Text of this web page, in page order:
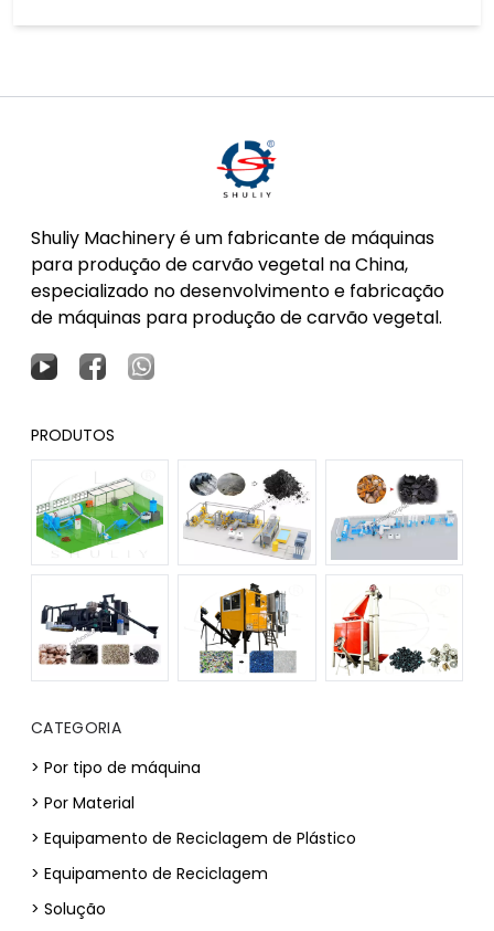
Shuliy Machinery é um fabricante de máquinas
para produção de carvão vegetal na China,
especializado no desenvolvimento e fabricação
de máquinas para produção de carvão vegetal.
PRODUTOS
CATEGORIA
> Por tipo de máquina
> Por Material
> Equipamento de Reciclagem de Plástico
> Equipamento de Reciclagem
> Solução